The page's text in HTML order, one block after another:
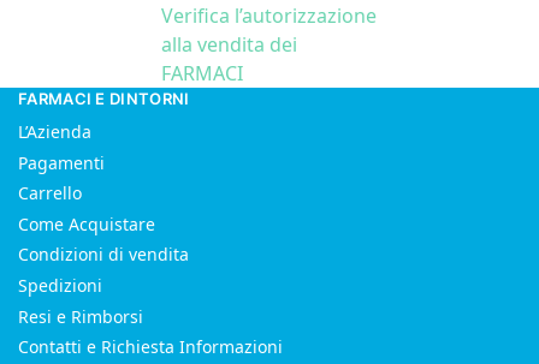
Verifica l’autorizzazione
alla vendita dei
FARMACI
FARMACI E DINTORNI
L’Azienda
Pagamenti
Carrello
Come Acquistare
Condizioni di vendita
Spedizioni
Resi e Rimborsi
Contatti e Richiesta Informazioni